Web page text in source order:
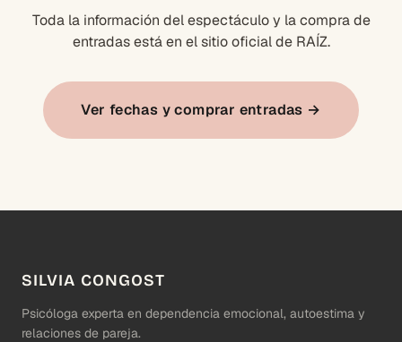
Toda la información del espectáculo y la compra de
entradas está en el sitio oficial de RAÍZ.
Ver fechas y comprar entradas →
SILVIA CONGOST
Psicóloga experta en dependencia emocional, autoestima y
relaciones de pareja.